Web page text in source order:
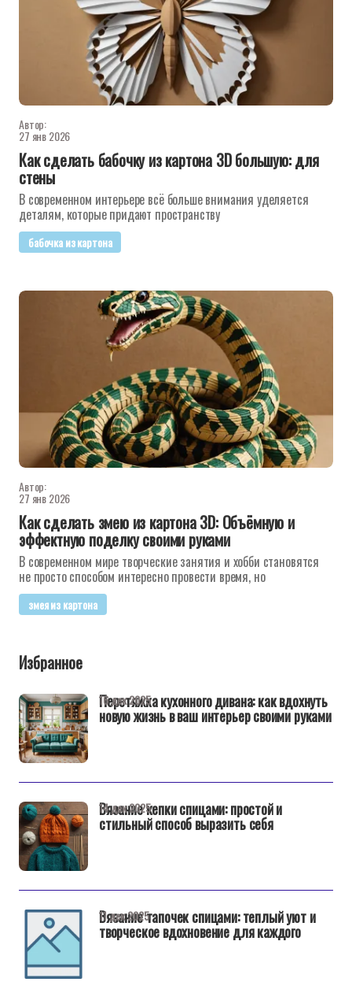
Автор:
27 янв 2026
Как сделать бабочку из картона 3D большую: для
стены
В современном интерьере всё больше внимания уделяется
деталям, которые придают пространству
бабочка из картона
Автор:
27 янв 2026
Как сделать змею из картона 3D: Объёмную и
эффектную поделку своими руками
В современном мире творческие занятия и хобби становятся
не просто способом интересно провести время, но
змея из картона
Избранное
Перетяжка кухонного дивана: как вдохнуть
новую жизнь в ваш интерьер своими руками
16 дек 2025
Вязание кепки спицами: простой и
стильный способ выразить себя
14 дек 2025
Вязание тапочек спицами: теплый уют и
творческое вдохновение для каждого
11 дек 2025